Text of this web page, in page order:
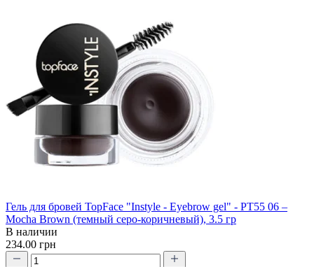
Гель для бровей TopFace "Instyle - Eyebrow gel" - PT55 06 –
Mocha Brown (темный серо-коричневый), 3.5 гр
В наличии
234.00 грн